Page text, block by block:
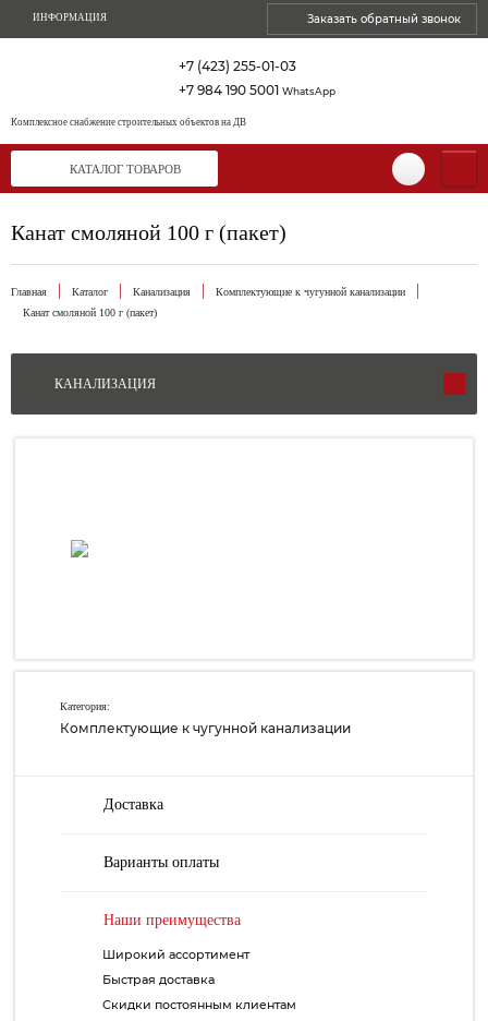
ИНФОРМАЦИЯ Заказать обратный звонок
Комплексное снабжение строительных объектов на ДВ
+7 (423) 255-01-03
+7 984 190 5001 WhatsApp
КАТАЛОГ ТОВАРОВ
Канат смоляной 100 г (пакет)
Главная Каталог Канализация
Комплектующие к чугунной канализации
Канат смоляной 100 г (пакет)
КАНАЛИЗАЦИЯ
Категория:
Комплектующие к чугунной канализации
Доставка
Варианты оплаты
Наши преимущества
Широкий ассортимент
Быстрая доставка
Скидки постоянным клиентам